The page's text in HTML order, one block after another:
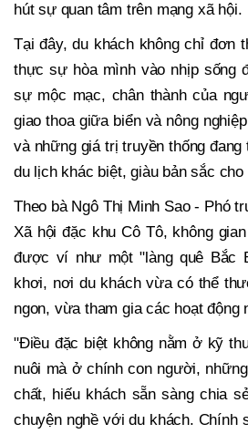
hút sự quan tâm trên mạng xã hội.
Tại đây, du khách không chỉ đơn
thực sự hòa mình vào nhịp sống
sự mộc mạc, chân thành của
giao thoa giữa biển và nông
và những giá trị truyền thống đang
du lịch khác biệt, giàu bản sắc cho
Theo bà Ngô Thị Minh Sao - Phó
Xã hội đặc khu Cô Tô, không
được ví như một "làng quê Bắc
khơi, nơi du khách vừa có thể
ngon, vừa tham gia các hoạt động
"Điều đặc biệt không nằm ở kỹ
nuôi mà ở chính con người,
chất, hiếu khách sẵn sàng chia
chuyện nghề với du khách. Chính